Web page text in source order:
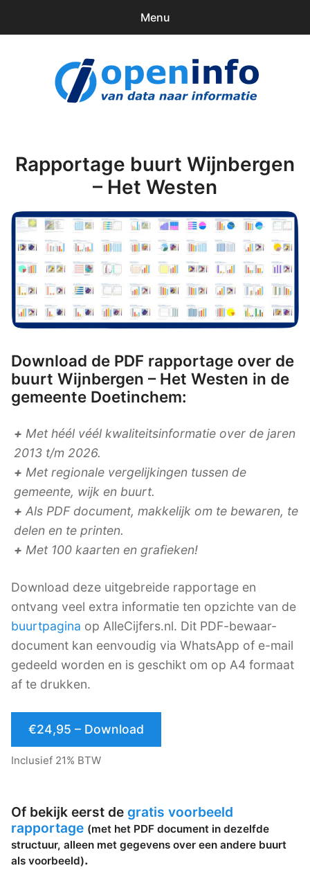
Menu
Downloads
Rapportage buurt Wijnbergen
– Het Westen
Download de PDF rapportage over de
buurt Wijnbergen – Het Westen in de
gemeente Doetinchem:
+ Met héél véél kwaliteitsinformatie over de jaren
2013 t/m 2026.
+ Met regionale vergelijkingen tussen de
gemeente, wijk en buurt.
+ Als PDF document, makkelijk om te bewaren, te
delen en te printen.
+ Met 100 kaarten en grafieken!
Download deze uitgebreide rapportage en
ontvang veel extra informatie ten opzichte van de
buurtpagina op AlleCijfers.nl. Dit PDF-bewaar-
document kan eenvoudig via WhatsApp of e-mail
gedeeld worden en is geschikt om op A4 formaat
af te drukken.
€24,95 – Download
Inclusief 21% BTW
Of bekijk eerst de gratis voorbeeld
rapportage (met het PDF document in dezelfde
structuur, alleen met gegevens over een andere buurt
als voorbeeld).